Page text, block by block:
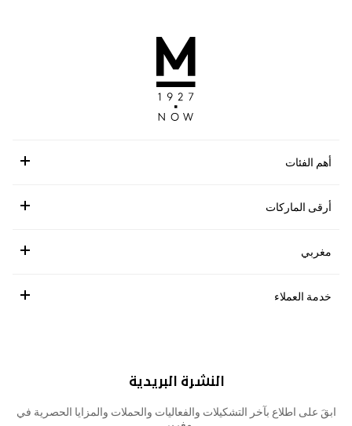
أهم الفئات
أرقى الماركات
مغربي
خدمة العملاء
النشرة البريدية
ابقَ على اطلاع بآخر التشكيلات والفعاليات والحملات والمزايا الحصرية في